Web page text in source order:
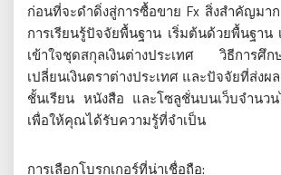
ก่อนที่จะดำดิ่งสู่การซื้อขาย Fx สิ่งสำคัญมา
การเรียนรู้ปัจจัยพื้นฐาน เริ่มต้นด้วยพื้นฐาน
เข้าใจชุดสกุลเงินต่างประเทศ วิธีการศึก
เปลี่ยนเงินตราต่างประเทศ และปัจจัยที่ส่ง
ชั้นเรียน หนังสือ และโซลูชั่นบนเว็บจำนว
เพื่อให้คุณได้รับความรู้ที่จำเป็น
การเลือกโบรกเกอร์ที่น่าเชื่อถือ: